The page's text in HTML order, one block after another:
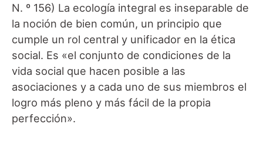
N. º 156) La ecología integral es inseparable de
la noción de bien común, un principio que
cumple un rol central y unificador en la ética
social. Es «el conjunto de condiciones de la
vida social que hacen posible a las
asociaciones y a cada uno de sus miembros el
logro más pleno y más fácil de la propia
perfección».